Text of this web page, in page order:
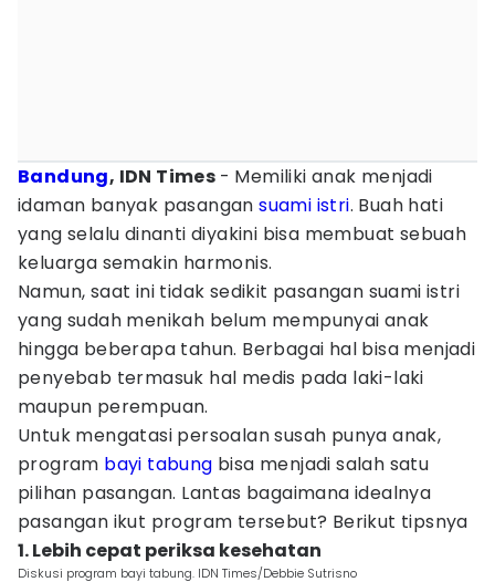
Bandung, IDN Times - Memiliki anak menjadi
idaman banyak pasangansuami istri. Buah hati
yang selalu dinanti diyakini bisa membuat sebuah
keluarga semakin harmonis.
Namun, saat ini tidak sedikit pasangan suami istri
yang sudah menikah belum mempunyai anak
hingga beberapa tahun. Berbagai hal bisa menjadi
penyebab termasuk hal medis pada laki-laki
maupun perempuan.
Untuk mengatasi persoalan susah punya anak,
program bayi tabung bisa menjadi salah satu
pilihan pasangan. Lantas bagaimana idealnya
pasangan ikut program tersebut? Berikut tipsnya
1. Lebih cepat periksa kesehatan
Diskusi program bayi tabung. IDN Times/Debbie Sutrisno